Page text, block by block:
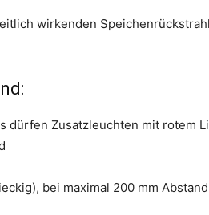
wirkenden
dürfen Zusatzleuchten mit rotem
bei maximal 200 mm